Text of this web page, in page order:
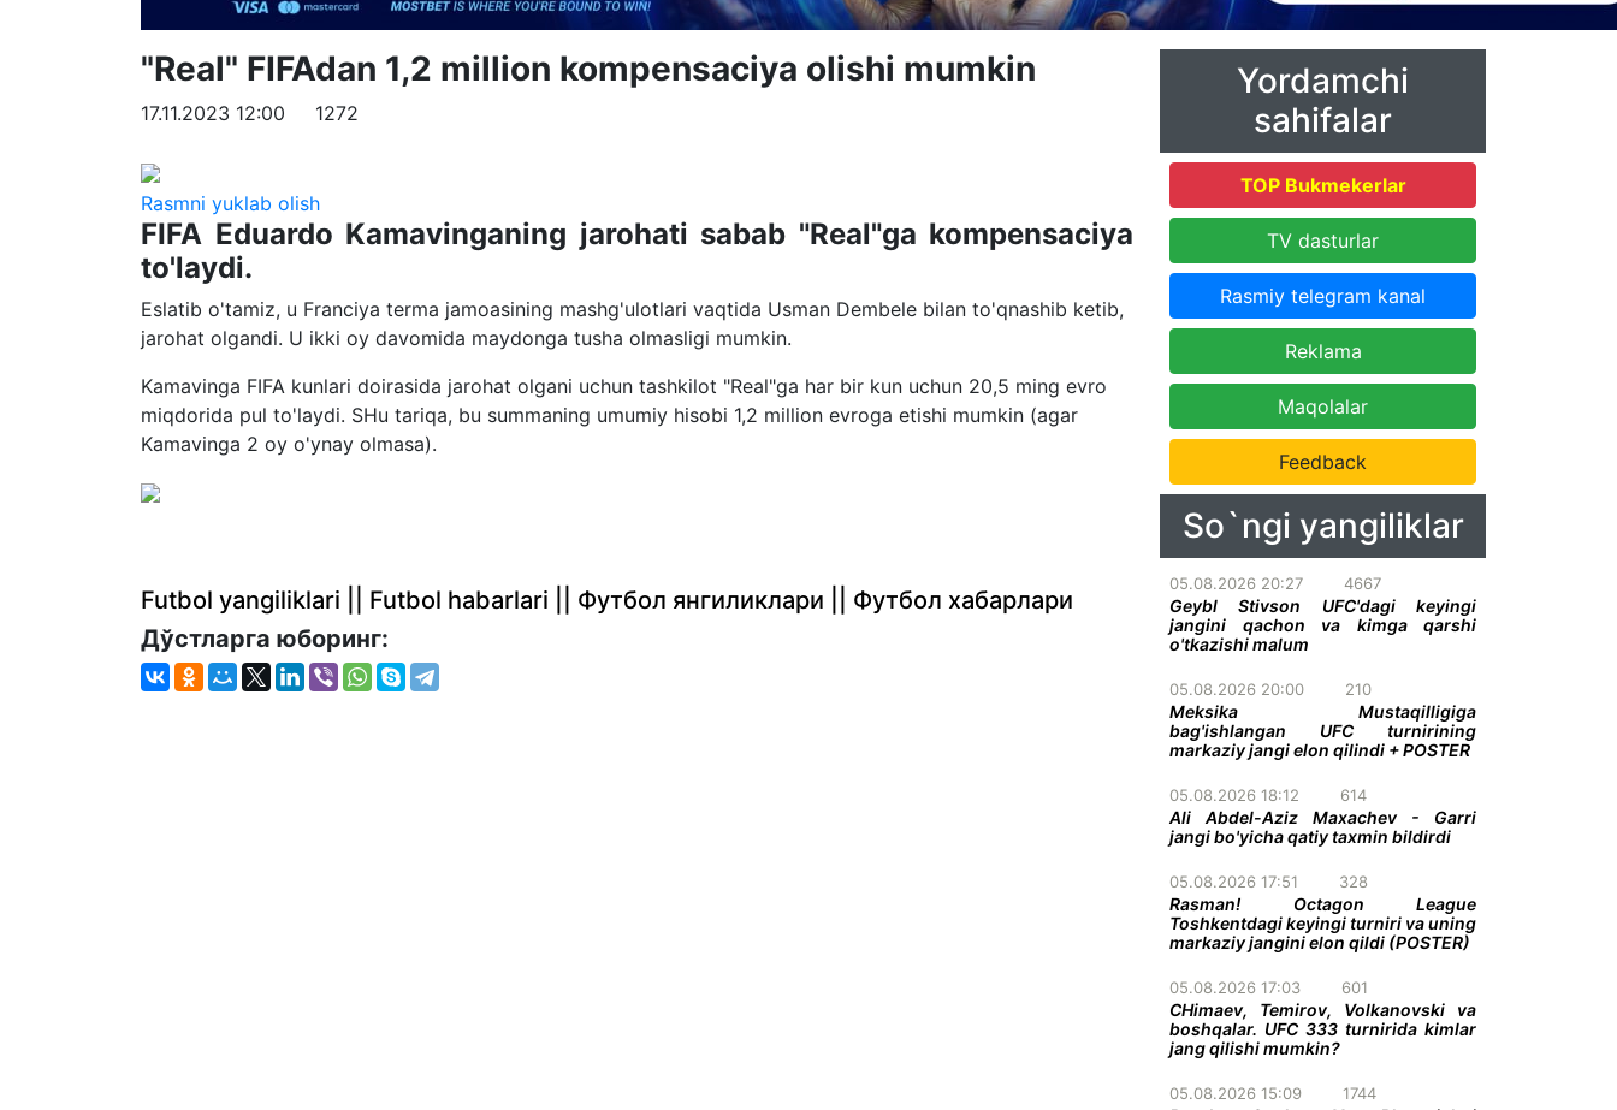
"Real" FIFAdan 1,2 million kompensaciya olishi mumkin
17.11.2023 12:00 1272
Rasmni yuklab olish
FIFA Eduardo Kamavinganing jarohati sabab "Real"ga kompensaciya
to'laydi.
Eslatib o'tamiz, u Franciya terma jamoasining mashg'ulotlari vaqtida Usman Dembele bilan to'qnashib ketib,
jarohat olgandi. U ikki oy davomida maydonga tusha olmasligi mumkin.
Kamavinga FIFA kunlari doirasida jarohat olgani uchun tashkilot "Real"ga har bir kun uchun 20,5 ming evro
miqdorida pul to'laydi. SHu tariqa, bu summaning umumiy hisobi 1,2 million evroga etishi mumkin (agar
Kamavinga 2 oy o'ynay olmasa).
Futbol yangiliklari || Futbol habarlari || Футбол янгиликлари || Футбол хабарлари
Дўстларга юборинг:
Yordamchi
sahifalar
TOP Bukmekerlar
TV dasturlar
Rasmiy telegram kanal
Reklama
Maqolalar
Feedback
So`ngi yangiliklar
05.08.2026 20:27 4667
Geybl Stivson UFC'dagi keyingi
jangini qachon va kimga qarshi
o'tkazishi malum
05.08.2026 20:00 210
Meksika Mustaqilligiga
bag'ishlangan UFC turnirining
markaziy jangi elon qilindi + POSTER
05.08.2026 18:12 614
Ali Abdel-Aziz Maxachev - Garri
jangi bo'yicha qatiy taxmin bildirdi
05.08.2026 17:51 328
Rasman! Octagon League
Toshkentdagi keyingi turniri va uning
markaziy jangini elon qildi (POSTER)
05.08.2026 17:03 601
CHimaev, Temirov, Volkanovski va
boshqalar. UFC 333 turnirida kimlar
jang qilishi mumkin?
05.08.2026 15:09 1744